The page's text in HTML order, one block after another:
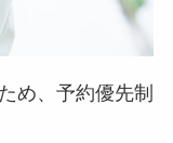
め、予約優先制